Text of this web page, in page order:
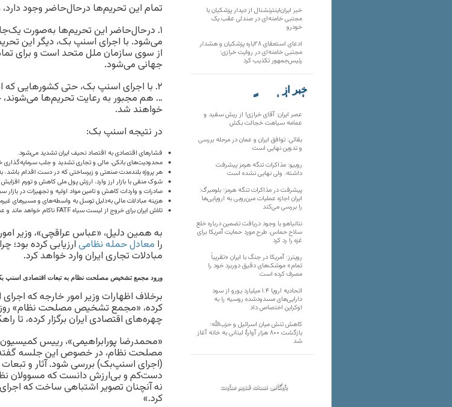
تمام این تحریم‌ها در‌حال‌حاضر وجود دارد،
۱. در‌حال‌حاضر این تحریم‌ها به‌صورت
می‌شود. با اجرای اسنپ بک، دیگر این
از سوی سازمان ملل متحد است و برای
جهانی می‌شود.
۲. با اجرای اسنپ‌ بک، حتی کشورهایی که
… هم مجبور به رعایت تحریم‌ها می‌شوند،
خواهند شد.
در نتیجه اسنپ‌ بک:
فشارهای اقتصادی به اقتصاد نحیف ایران تشدید می‌شود.
محدودیت‌های بانکی، مالی و تجاری تشدید و جلب
هر پروژه‌‌ بلندمدت صنعتی و زیرساختی که در دست اقدام
شوک منفی با بازار ارز وارد، ارزش پول ملی کاهش و تورم
صادرات و واردات کاهش و تامین مواد اولیه و تجهیزات در بازار
هزینه مبادلات مالی به‌دلیل توسل به واسطه‌های و مسیرهای
تلاش ایران برای خروج از لیست سیاه FATF ناکام خواهد ماند و عملا غیرممکن خواهد شد.
به همین دلیل، «عباس عراقچی»، وزیر
را معادل حمله نظامیارزیابی کرده
مبادلات تجاری ایران وارد خواهد کرد.
ورود مجمع تشخیص مصلحت نظام به تبعات اقتصادی اسنپ
برخلاف اظهارات وزیر امور خارجه که
کرده، «مجمع تشخیص مصلحت نظام» روز ۳۱تیر۱۴۰۴
چهره‌های اقتصادی ایران برگزار کرده، تا
«محمدرضا پورابراهیمی»، رییس کمیسیون
مصلحت نظام، در خصوص این جلسه
(اجرای اسنپ‌بک) بررسی شود. آثار و
دست‌کم و بی‌ارزش دانست که مسوولان
نه آنچنان تصویر اشتباهی ساخت که
کرد.»
خبر ایران‌اینترنشنال از دیدار پزشکیان با
مجتبی خامنه‌ای در صندلی عقب یک
خودرو
ادعای استعفای ۲۸باره پزشکیان و هشدار
مجتبی خامنه‌ای در روایت خرازی؛
رئیس‌جمهور تکذیب کرد
خبر از
تارنماهای دیگر
عصر ایران: آقای خرازی! از ریش سفید و
عمامه سیاهت خجالت بکش
بقائی: توافق ایران و عمان در مرحله بررسی
و تدوین نهایی است
روبیو: مذاکرات تنگه هرمز پیشرفت
داشته، ولی نهایی نشده است
پیشرفت در مذاکرات تنگه هرمز؛ بلومبرگ:
ایران اجازه عملیات مین‌روبی به اروپایی‌ها
را بررسی می‌کند
نتانیاهو با وجود دریافت تضمین درباره خلع
سلاح حماس، طرح مورد حمایت آمریکا برای
غزه را رد کرد
رویترز: آمریکا در جنگ با ایران «تقریباً
تمام» موشک‌های دقیق دوربرد خود را
مصرف کرده است
اتحادیه اروپا ۱.۴ میلیارد یورو از سود
دارایی‌های مسدودشده روسیه را به
اوکراین ‏اختصاص داد
کاهش تنش میان اسرائیل و حزب‌الله؛
بازگشت ۸۰۰ هزار آوارۀ لبنانی به خانه‌ آغاز
شد
بایگانی نسخه قدیم سایت